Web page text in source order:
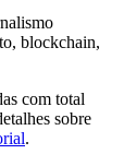
blockchain,
com total
sobre
.